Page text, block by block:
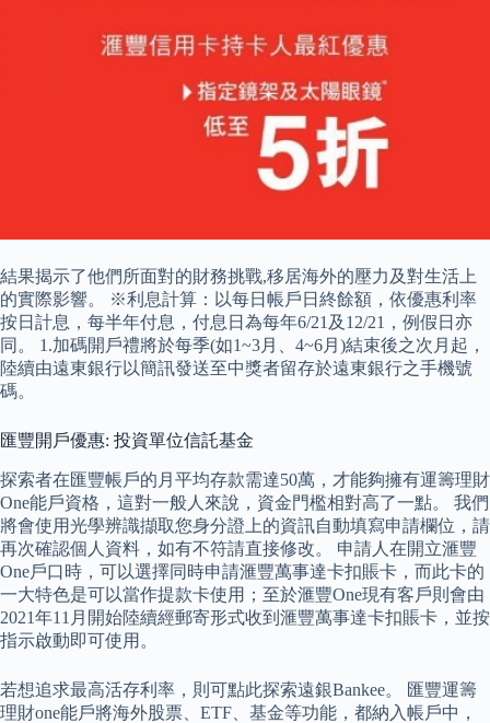
結果揭示了他們所面對的財務挑戰,移居海外的壓力及對生活上
的實際影響。 ※利息計算：以每日帳戶日終餘額，依優惠利率
按日計息，每半年付息，付息日為每年6/21及12/21，例假日亦
同。 1.加碼開戶禮將於每季(如1~3月、4~6月)結束後之次月起，
陸續由遠東銀行以簡訊發送至中獎者留存於遠東銀行之手機號
碼。
匯豐開戶優惠: 投資單位信託基金
探索者在匯豐帳戶的月平均存款需達50萬，才能夠擁有運籌理財
One能戶資格，這對一般人來說，資金門檻相對高了一點。 我們
將會使用光學辨識擷取您身分證上的資訊自動填寫申請欄位，請
再次確認個人資料，如有不符請直接修改。 申請人在開立滙豐
One戶口時，可以選擇同時申請滙豐萬事達卡扣賬卡，而此卡的
一大特色是可以當作提款卡使用；至於滙豐One現有客戶則會由
2021年11月開始陸續經郵寄形式收到滙豐萬事達卡扣賬卡，並按
指示啟動即可使用。
若想追求最高活存利率，則可點此探索遠銀Bankee。 匯豐運籌
理財one能戶將海外股票、ETF、基金等功能，都納入帳戶中，